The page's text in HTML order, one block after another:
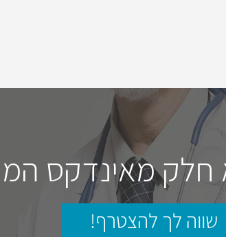
חלק מאינדקס
שווה לך להצטרף!